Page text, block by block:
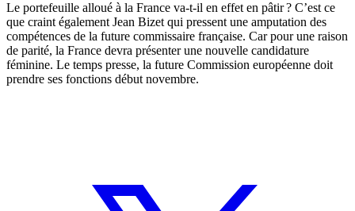
Le portefeuille alloué à la France va-t-il en effet en pâtir ? C’est ce
que craint également Jean Bizet qui pressent une amputation des
compétences de la future commissaire française. Car pour une raison
de parité, la France devra présenter une nouvelle candidature
féminine. Le temps presse, la future Commission européenne doit
prendre ses fonctions début novembre.